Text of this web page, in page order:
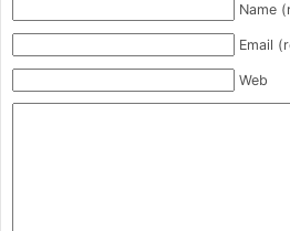
Name
Email
Web